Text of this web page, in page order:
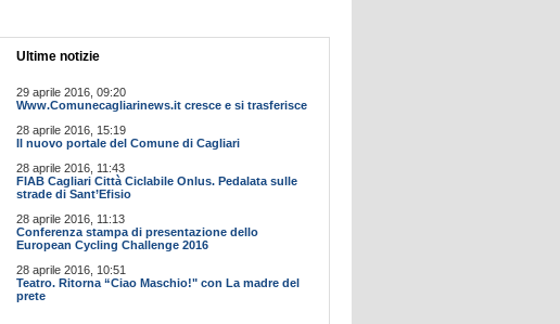
Ultime notizie
29 aprile 2016, 09:20
Www.Comunecagliarinews.it cresce e si trasferisce
28 aprile 2016, 15:19
Il nuovo portale del Comune di Cagliari
28 aprile 2016, 11:43
FIAB Cagliari Città Ciclabile Onlus. Pedalata sulle
strade di Sant’Efisio
28 aprile 2016, 11:13
Conferenza stampa di presentazione dello
European Cycling Challenge 2016
28 aprile 2016, 10:51
Teatro. Ritorna “Ciao Maschio!" con La madre del
prete